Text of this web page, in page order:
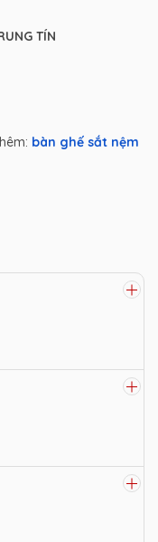
TÍN
bàn ghế sắt nệm